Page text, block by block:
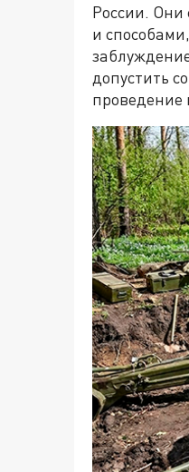
России. Они
и
допустить
проведение